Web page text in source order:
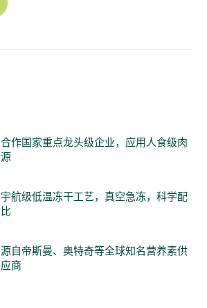
合作国家重点龙头级企业，应用人食级肉
源
宇航级低温冻干工艺，真空急冻，科学配
比
源自帝斯曼、奥特奇等全球知名营养素供
应商